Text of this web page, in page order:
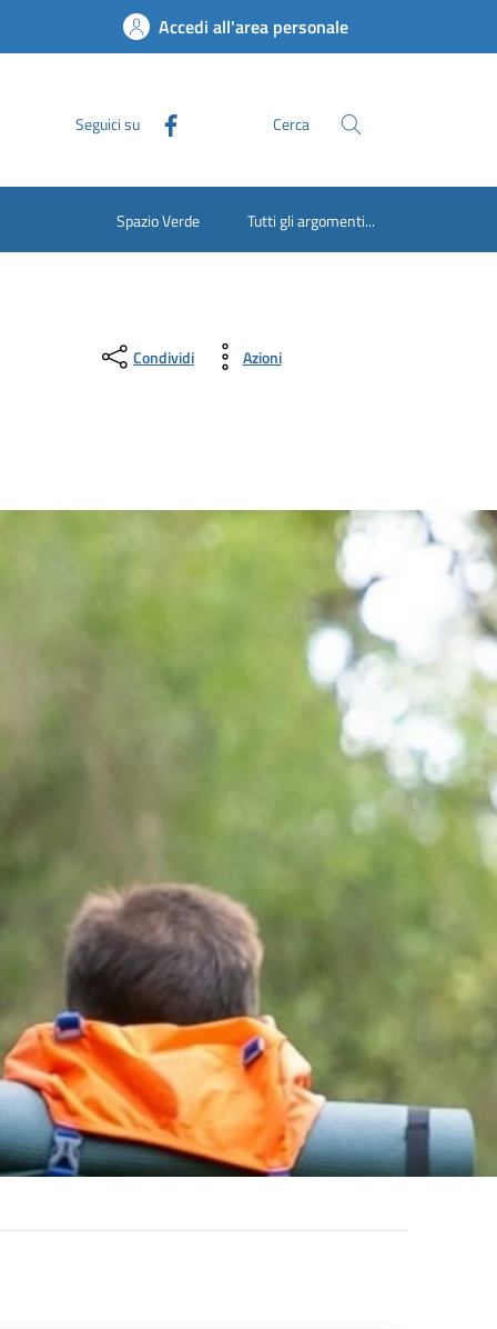
Accedi all'area personale
Seguici su Cerca
Spazio Verde Tutti gli argomenti...
Condividi Azioni